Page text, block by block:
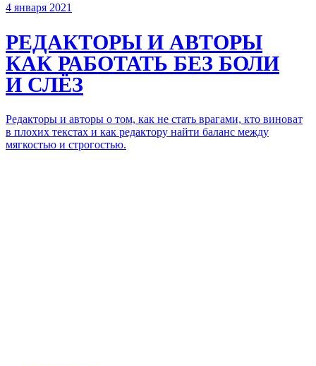
4 января 2021
РЕДАКТОРЫ И АВТОРЫ
КАК РАБОТАТЬ БЕЗ БОЛИ
И СЛЁЗ
Редакторы и авторы о том, как не стать врагами, кто виноват
в плохих текстах и как редактору найти баланс между
мягкостью и строгостью.